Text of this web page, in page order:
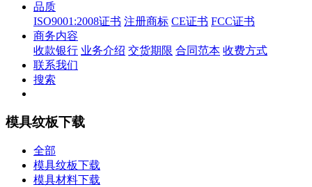
品质
ISO9001:2008证书 注册商标 CE证书 FCC证书
商务内容
收款银行 业务介绍 交货期限 合同范本 收费方式
联系我们
搜索
模具纹板下载
全部
模具纹板下载
模具材料下载